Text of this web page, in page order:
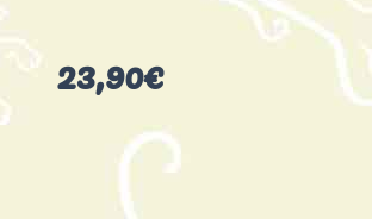
23,90€